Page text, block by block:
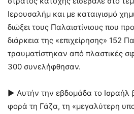
Ιερουσαλήμ και με καταιγισμό
διώξει τους Παλαιστίνιους που
διάρκεια της «επιχείρησης» 152
τραυματίστηκαν από πλαστικές
300 συνελήφθησαν.
► Αυτήν την εβδομάδα το Ισραήλ
φορά τη Γάζα, τη «μεγαλύτερη